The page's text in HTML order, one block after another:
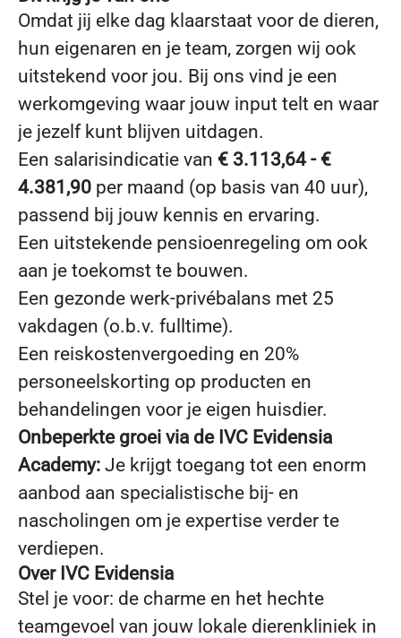
Omdat jij elke dag klaarstaat voor de dieren,
hun eigenaren en je team, zorgen wij ook
uitstekend voor jou. Bij ons vind je een
werkomgeving waar jouw input telt en waar
je jezelf kunt blijven uitdagen.
Een salarisindicatie van € 3.113,64 - €
4.381,90 per maand (op basis van 40 uur),
passend bij jouw kennis en ervaring.
Een uitstekende pensioenregeling om ook
aan je toekomst te bouwen.
Een gezonde werk-privébalans met 25
vakdagen (o.b.v. fulltime).
Een reiskostenvergoeding en 20%
personeelskorting op producten en
behandelingen voor je eigen huisdier.
Onbeperkte groei via de IVC Evidensia
Academy: Je krijgt toegang tot een enorm
aanbod aan specialistische bij- en
nascholingen om je expertise verder te
verdiepen.
Over IVC Evidensia
Stel je voor: de charme en het hechte
teamgevoel van jouw lokale dierenkliniek in